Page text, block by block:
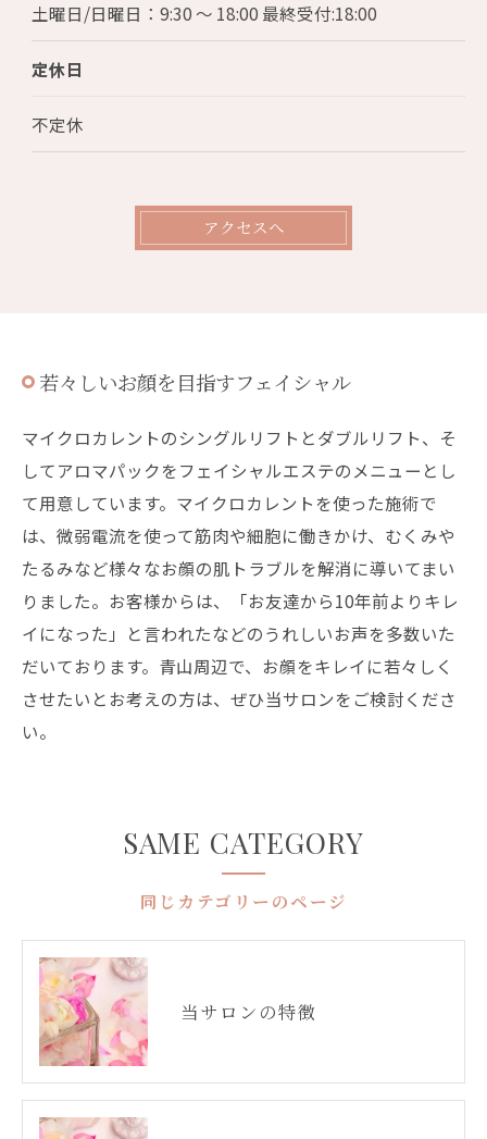
土曜日/日曜日：9:30 〜 18:00 最終受付:18:00
定休日
不定休
アクセスへ
若々しいお顔を目指すフェイシャル
マイクロカレントのシングルリフトとダブルリフト、そ
してアロマパックをフェイシャルエステのメニューとし
て用意しています。マイクロカレントを使った施術で
は、微弱電流を使って筋肉や細胞に働きかけ、むくみや
たるみなど様々なお顔の肌トラブルを解消に導いてまい
りました。お客様からは、「お友達から10年前よりキレ
イになった」と言われたなどのうれしいお声を多数いた
だいております。青山周辺で、お顔をキレイに若々しく
させたいとお考えの方は、ぜひ当サロンをご検討くださ
い。
同じカテゴリーのページ
SAME CATEGORY
当サロンの特徴